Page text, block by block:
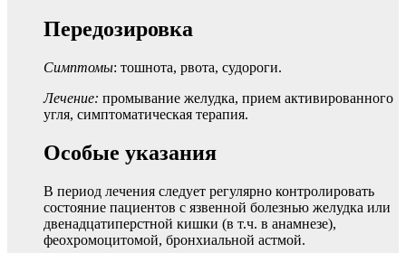
Передозировка
Симптомы: тошнота, рвота, судороги.
Лечение: промывание желудка, прием активированного
угля, симптоматическая терапия.
Особые указания
В период лечения следует регулярно контролировать
состояние пациентов с язвенной болезнью желудка или
двенадцатиперстной кишки (в т.ч. в анамнезе),
феохромоцитомой, бронхиальной астмой.